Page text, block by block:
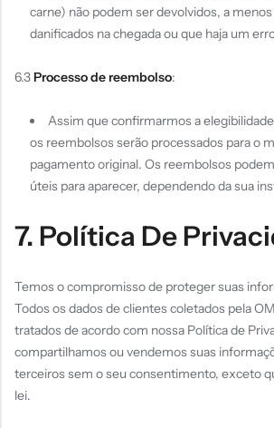
carne) não podem ser devolvidos, a
danificados na chegada ou que haja um
6.3Processo de reembolso:
Assim que confirmarmos a
os reembolsos serão processados para o
pagamento original. Os reembolsos
úteis para aparecer, dependendo da sua
7. Política De
Temos o compromisso de proteger suas
Todos os dados de clientes coletados pela
tratados de acordo com nossa Política de
compartilhamos ou vendemos suas
terceiros sem o seu consentimento, exceto
lei.